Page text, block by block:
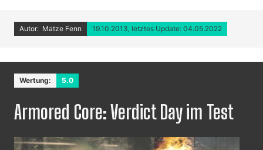
Autor: Matze Fenn 19.10.2013, letztes Update: 04.05.2022
Wertung: 5.0
Armored Core: Verdict Day im Test